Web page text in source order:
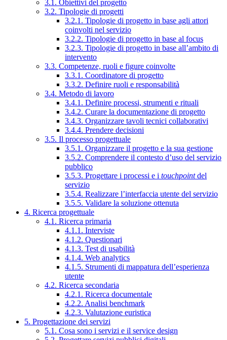
3.1. Obiettivi del progetto
3.2. Tipologie di progetti
3.2.1. Tipologie di progetto in base agli attori
coinvolti nel servizio
3.2.2. Tipologie di progetto in base al focus
3.2.3. Tipologie di progetto in base all’ambito di
intervento
3.3. Competenze, ruoli e figure coinvolte
3.3.1. Coordinatore di progetto
3.3.2. Definire ruoli e responsabilità
3.4. Metodo di lavoro
3.4.1. Definire processi, strumenti e rituali
3.4.2. Curare la documentazione di progetto
3.4.3. Organizzare tavoli tecnici collaborativi
3.4.4. Prendere decisioni
3.5. Il processo progettuale
3.5.1. Organizzare il progetto e la sua gestione
3.5.2. Comprendere il contesto d’uso del servizio
pubblico
3.5.3. Progettare i processi e i touchpointdel
servizio
3.5.4. Realizzare l’interfaccia utente del servizio
3.5.5. Validare la soluzione ottenuta
4. Ricerca progettuale
4.1. Ricerca primaria
4.1.1. Interviste
4.1.2. Questionari
4.1.3. Test di usabilità
4.1.4. Web analytics
4.1.5. Strumenti di mappatura dell’esperienza
utente
4.2. Ricerca secondaria
4.2.1. Ricerca documentale
4.2.2. Analisi benchmark
4.2.3. Valutazione euristica
5. Progettazione dei servizi
5.1. Cosa sono i servizi e il service design